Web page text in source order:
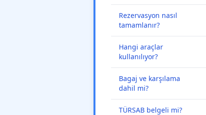
Rezervasyon nasıl
tamamlanır?
Hangi araçlar
kullanılıyor?
Bagaj ve karşılama
dahil mi?
TÜRSAB belgeli mi?